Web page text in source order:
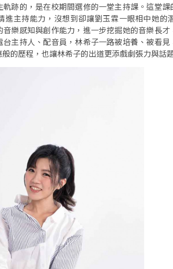
跡的，是在校期間選修的一堂主持課。這堂
進主持能力，沒想到卻讓劉玉霖一眼相中她的
樂感知與創作能力，進一步挖掘她的音樂長
台主持人、配音員，林希子一路被培養、被看
的歷程，也讓林希子的出道更添戲劇張力與話